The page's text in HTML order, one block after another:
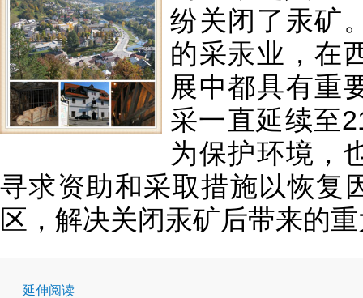
纷关闭了汞矿
的采汞业，在
展中都具有重
采一直延续至
为保护环境，
寻求资助和采取措施以恢复
区，解决关闭汞矿后带来的
延伸阅读